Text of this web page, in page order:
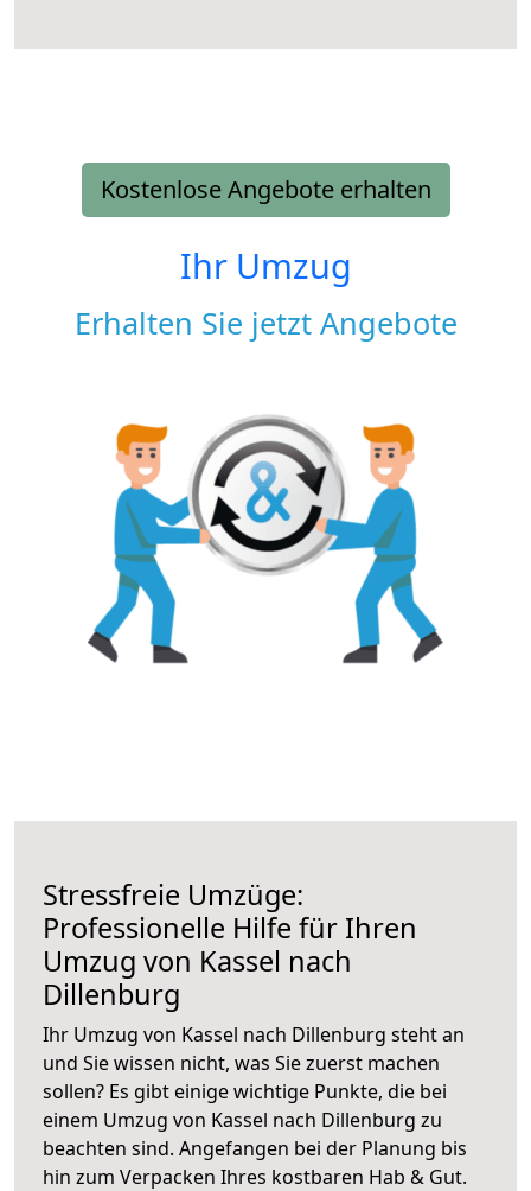
Kostenlose Angebote erhalten
Ihr Umzug
Erhalten Sie jetzt Angebote
Stressfreie Umzüge:
Professionelle Hilfe für Ihren
Umzug von Kassel nach
Dillenburg
Ihr Umzug von Kassel nach Dillenburg steht an
und Sie wissen nicht, was Sie zuerst machen
sollen? Es gibt einige wichtige Punkte, die bei
einem Umzug von Kassel nach Dillenburg zu
beachten sind. Angefangen bei der Planung bis
hin zum Verpacken Ihres kostbaren Hab & Gut.